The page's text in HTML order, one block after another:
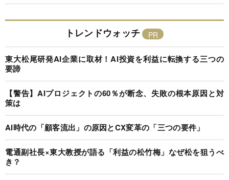
トレンドウォッチ
東大松尾研発AI企業に取材！AI投資を利益に転換する三つの
要諦
【警告】AIプロジェクトの60％が断念、失敗の根本原因と対
策は
AI時代の「顧客流出」の原因とCX変革の「三つの要件」
電通副社長×東大教授が語る「利益の松竹梅」なぜ松を狙うべ
き？